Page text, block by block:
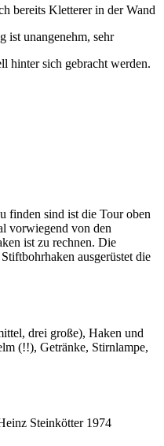
bereits Kletterer in der Wand
ist unangenehm, sehr
hinter sich gebracht werden.
finden sind ist die Tour oben
vorwiegend von den
ist zu rechnen. Die
ausgerüstet die
drei große), Haken und
(!!), Getränke, Stirnlampe,
Steinkötter 1974